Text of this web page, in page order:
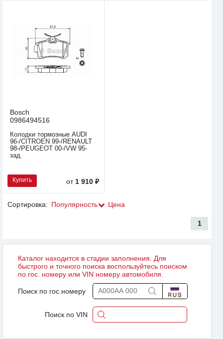
Bosch
0986494516
Колодки тормозные AUDI
96-/CITROEN 99-/RENAULT
98-/PEUGEOT 00-/VW 95-
зад.
Купить от 1 910 ₽
Сортировка: Популярность Цена
1
Каталог находится в стадии заполнения. Для
быстрого и точного поиска воспользуйтесь поиском
по гос. номеру или VIN номеру автомобиля.
Поиск по гос.номеру
Поиск по VIN